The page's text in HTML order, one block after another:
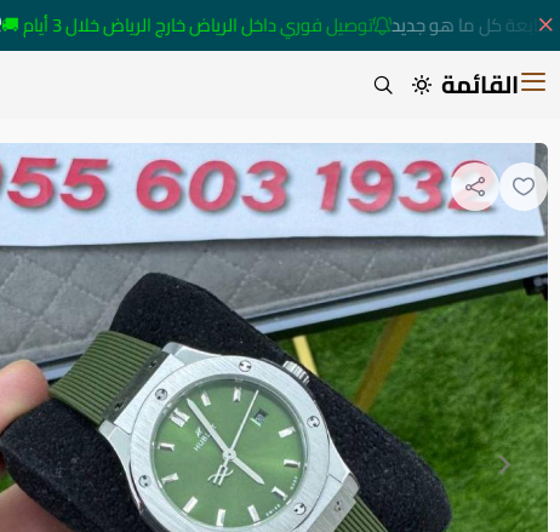
كل ما هو جديد توصيل فوري داخل الرياض خارج الرياض خلال 3 أيام 🚚
القائمة